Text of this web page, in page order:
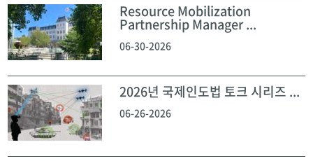
Resource Mobilization
Partnership Manager ...
06-30-2026
2026년 국제인도법 토크 시리즈 ...
06-26-2026